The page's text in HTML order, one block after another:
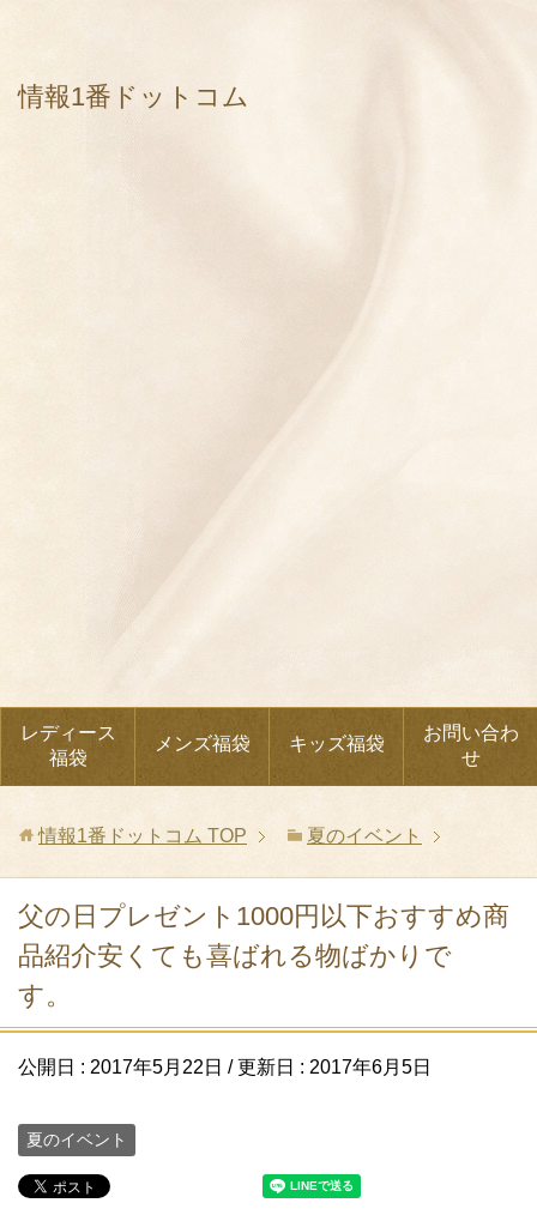
情報1番ドットコム
レディース
福袋
メンズ福袋 キッズ福袋
お問い合わ
せ
情報1番ドットコム TOP 夏のイベント
父の日プレゼント1000円以下おすすめ商
品紹介安くても喜ばれる物ばかりで
す。
公開日 : 2017年5月22日 / 更新日 : 2017年6月5日
夏のイベント